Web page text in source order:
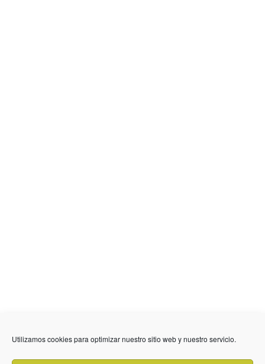
Utilizamos cookies para optimizar nuestro sitio web y nuestro servicio.
636 01 61 85
Fuente Palmera